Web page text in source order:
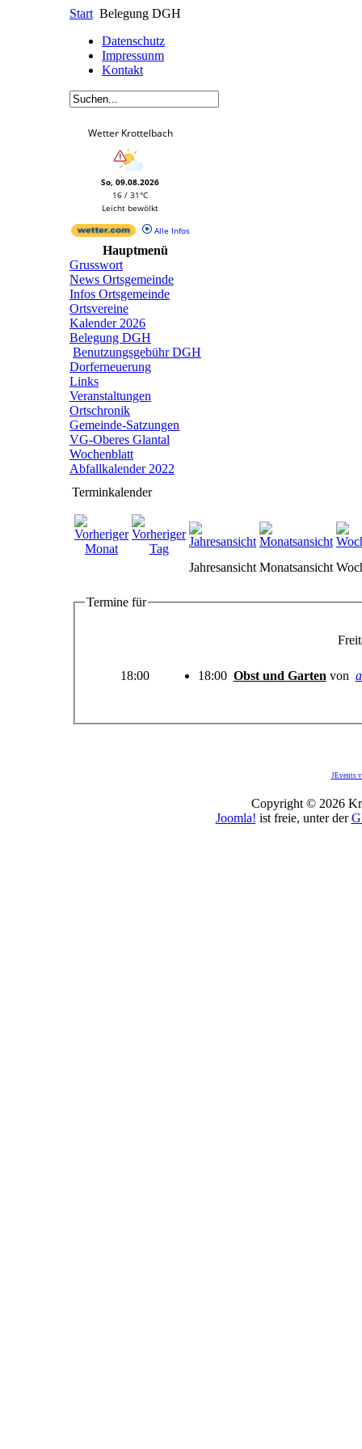
Start Belegung DGH
Datenschutz
Impressunm
Kontakt
Wetter Krottelbach
So, 09.08.2026
16 / 31°C
Leicht bewölkt
Alle Infos
Hauptmenü
Grusswort
News Ortsgemeinde
Infos Ortsgemeinde
Ortsvereine
Kalender 2026
Belegung DGH
Benutzungsgebühr DGH
Dorferneuerung
Links
Veranstaltungen
Ortschronik
Gemeinde-Satzungen
VG-Oberes Glantal
Wochenblatt
Abfallkalender 2022
Terminkalender
Jahresansicht Monatsansicht
Termine für
18:00 18:00 Obst und Garten von
JEvents
Copyright © 2026
Joomla! ist freie, unter der